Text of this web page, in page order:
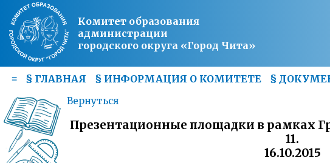
Комитет образования
администрации
городского округа «Город Чита»
≡ § ГЛАВНАЯ § ИНФОРМАЦИЯ О КОМИТЕТЕ §
Вернуться
Презентационные площадки в рамках
11.
16.10.2015